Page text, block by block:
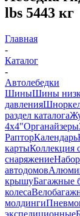
lbs 5443 кг
Главная
-
Каталог
-
Автолебедки
ШиныШины
давления
раздел каталога
4х4"Органайзеры
РапторКалендарь
карты
снаряжение
автодомов
крышуБагажные
колеса
молдинги
экспедиционные